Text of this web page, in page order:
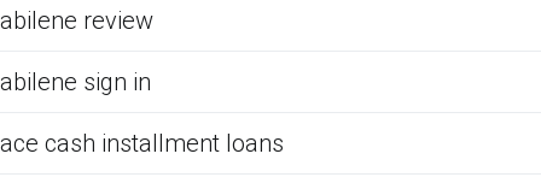
abilene review
abilene sign in
ace cash installment loans